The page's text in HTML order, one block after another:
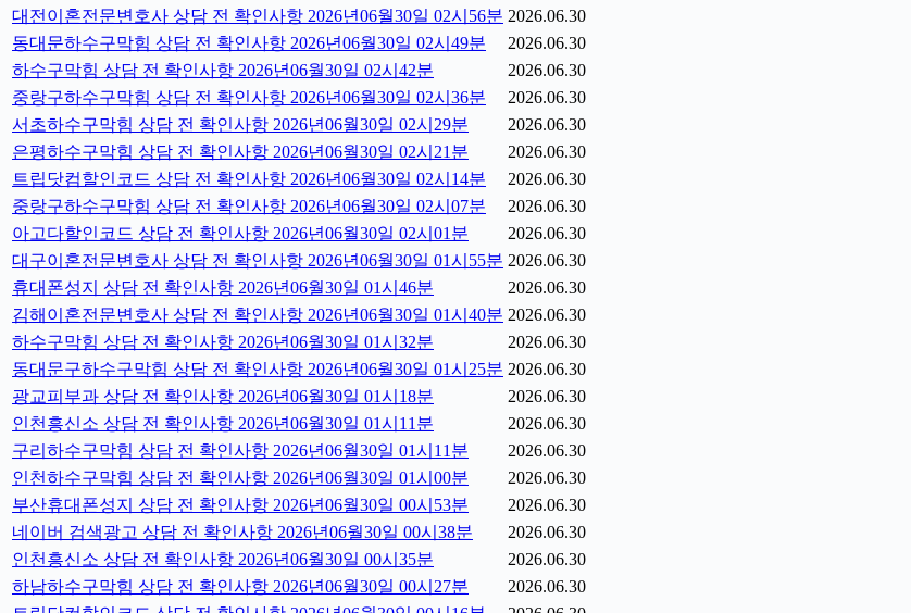
대전이혼전문변호사 상담 전 확인사항 2026년06월30일 02시56분 2026.06.30
동대문하수구막힘 상담 전 확인사항 2026년06월30일 02시49분
2026.06.30
하수구막힘 상담 전 확인사항 2026년06월30일 02시42분
2026.06.30
중랑구하수구막힘 상담 전 확인사항 2026년06월30일 02시36분
2026.06.30
서초하수구막힘 상담 전 확인사항 2026년06월30일 02시29분
2026.06.30
은평하수구막힘 상담 전 확인사항 2026년06월30일 02시21분
2026.06.30
트립닷컴할인코드 상담 전 확인사항 2026년06월30일 02시14분
2026.06.30
중랑구하수구막힘 상담 전 확인사항 2026년06월30일 02시07분
2026.06.30
아고다할인코드 상담 전 확인사항 2026년06월30일 02시01분
2026.06.30
대구이혼전문변호사 상담 전 확인사항 2026년06월30일 01시55분 2026.06.30
휴대폰성지 상담 전 확인사항 2026년06월30일 01시46분
2026.06.30
김해이혼전문변호사 상담 전 확인사항 2026년06월30일 01시40분 2026.06.30
하수구막힘 상담 전 확인사항 2026년06월30일 01시32분
2026.06.30
동대문구하수구막힘 상담 전 확인사항 2026년06월30일 01시25분 2026.06.30
광교피부과 상담 전 확인사항 2026년06월30일 01시18분
2026.06.30
인천흥신소 상담 전 확인사항 2026년06월30일 01시11분
2026.06.30
구리하수구막힘 상담 전 확인사항 2026년06월30일 01시11분
2026.06.30
인천하수구막힘 상담 전 확인사항 2026년06월30일 01시00분
2026.06.30
부산휴대폰성지 상담 전 확인사항 2026년06월30일 00시53분
2026.06.30
네이버 검색광고 상담 전 확인사항 2026년06월30일 00시38분
2026.06.30
인천흥신소 상담 전 확인사항 2026년06월30일 00시35분
2026.06.30
하남하수구막힘 상담 전 확인사항 2026년06월30일 00시27분
2026.06.30